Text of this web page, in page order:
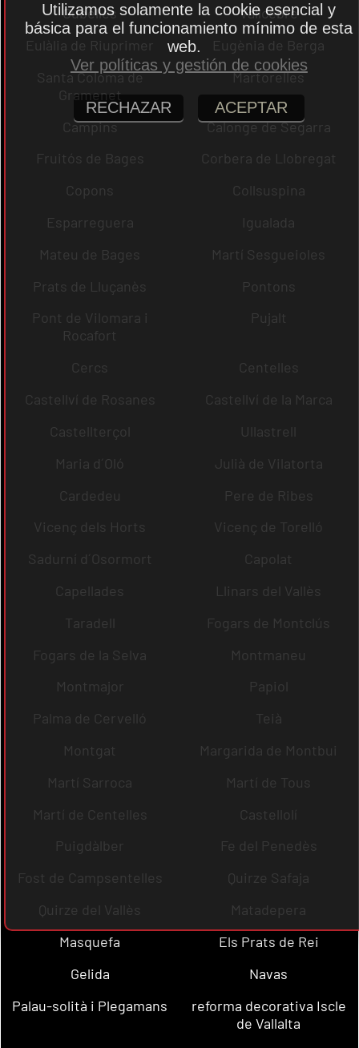
Cubelles
Vallcebre
Eulàlia de Riuprimer
Eugènia de Berga
Santa Coloma de
Gramenet
Martorelles
Campins
Calonge de Segarra
Fruitós de Bages
Corbera de Llobregat
Copons
Collsuspina
Esparreguera
Igualada
Mateu de Bages
Martí Sesgueioles
Prats de Lluçanès
Pontons
Pont de Vilomara i
Rocafort
Pujalt
Cercs
Centelles
Castellví de Rosanes
Castellví de la Marca
Castellterçol
Ullastrell
Maria d´Oló
Julià de Vilatorta
Cardedeu
Pere de Ribes
Vicenç dels Horts
Vicenç de Torelló
Sadurní d´Osormort
Capolat
Capellades
Llinars del Vallès
Taradell
Fogars de Montclús
Fogars de la Selva
Montmaneu
Montmajor
Papiol
Palma de Cervelló
Teià
Montgat
Margarida de Montbui
Martí Sarroca
Martí de Tous
Martí de Centelles
Castellolí
Puigdàlber
Fe del Penedès
Fost de Campsentelles
Quirze Safaja
Quirze del Vallès
Matadepera
Masquefa
Els Prats de Rei
Gelida
Navas
Palau-solità i Plegamans
reforma decorativa Iscle
de Vallalta
Utilizamos solamente la cookie esencial y
básica para el funcionamiento mínimo de esta
web.
Ver políticas y gestión de cookies
RECHAZAR ACEPTAR